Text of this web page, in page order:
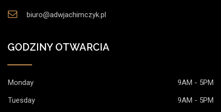
biuro@adwjachimczyk.pl
GODZINY OTWARCIA
Monday
9AM - 5PM
Tuesday
9AM - 5PM